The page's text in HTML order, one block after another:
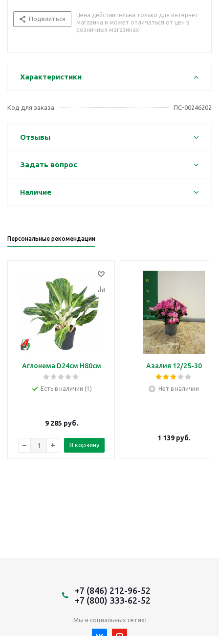
Поделиться
Цена действительна только для интернет-
магазина и может отличаться от цен в
розничных магазинах
Характеристики
Код для заказа ПС-00246202
Отзывы
Задать вопрос
Наличие
Персональные рекомендации
Аглонема D24см H80см
Есть в наличии (1)
9 285 руб.
В корзину
Азалия 12/25-30
Нет в наличии
1 139руб.
+7 (846) 212-96-52
+7 (800) 333-62-52
Мы в социальных сетях: